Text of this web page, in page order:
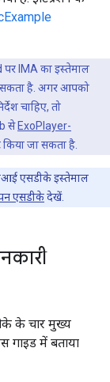
पर IMA का इस्तेमाल
है. अगर आपको
चाहिए, तो
से ExoPlayer-
जा सकता है.
एसडीके इस्तेमाल
एसडीकेदेखें.
के चार मुख्य
गाइड में बताया